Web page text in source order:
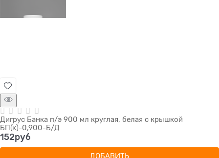
Дигрус Банка п/э 900 мл круглая, белая с крышкой
БП(к)-0,900-Б/Д
152руб
ДОБАВИТЬ